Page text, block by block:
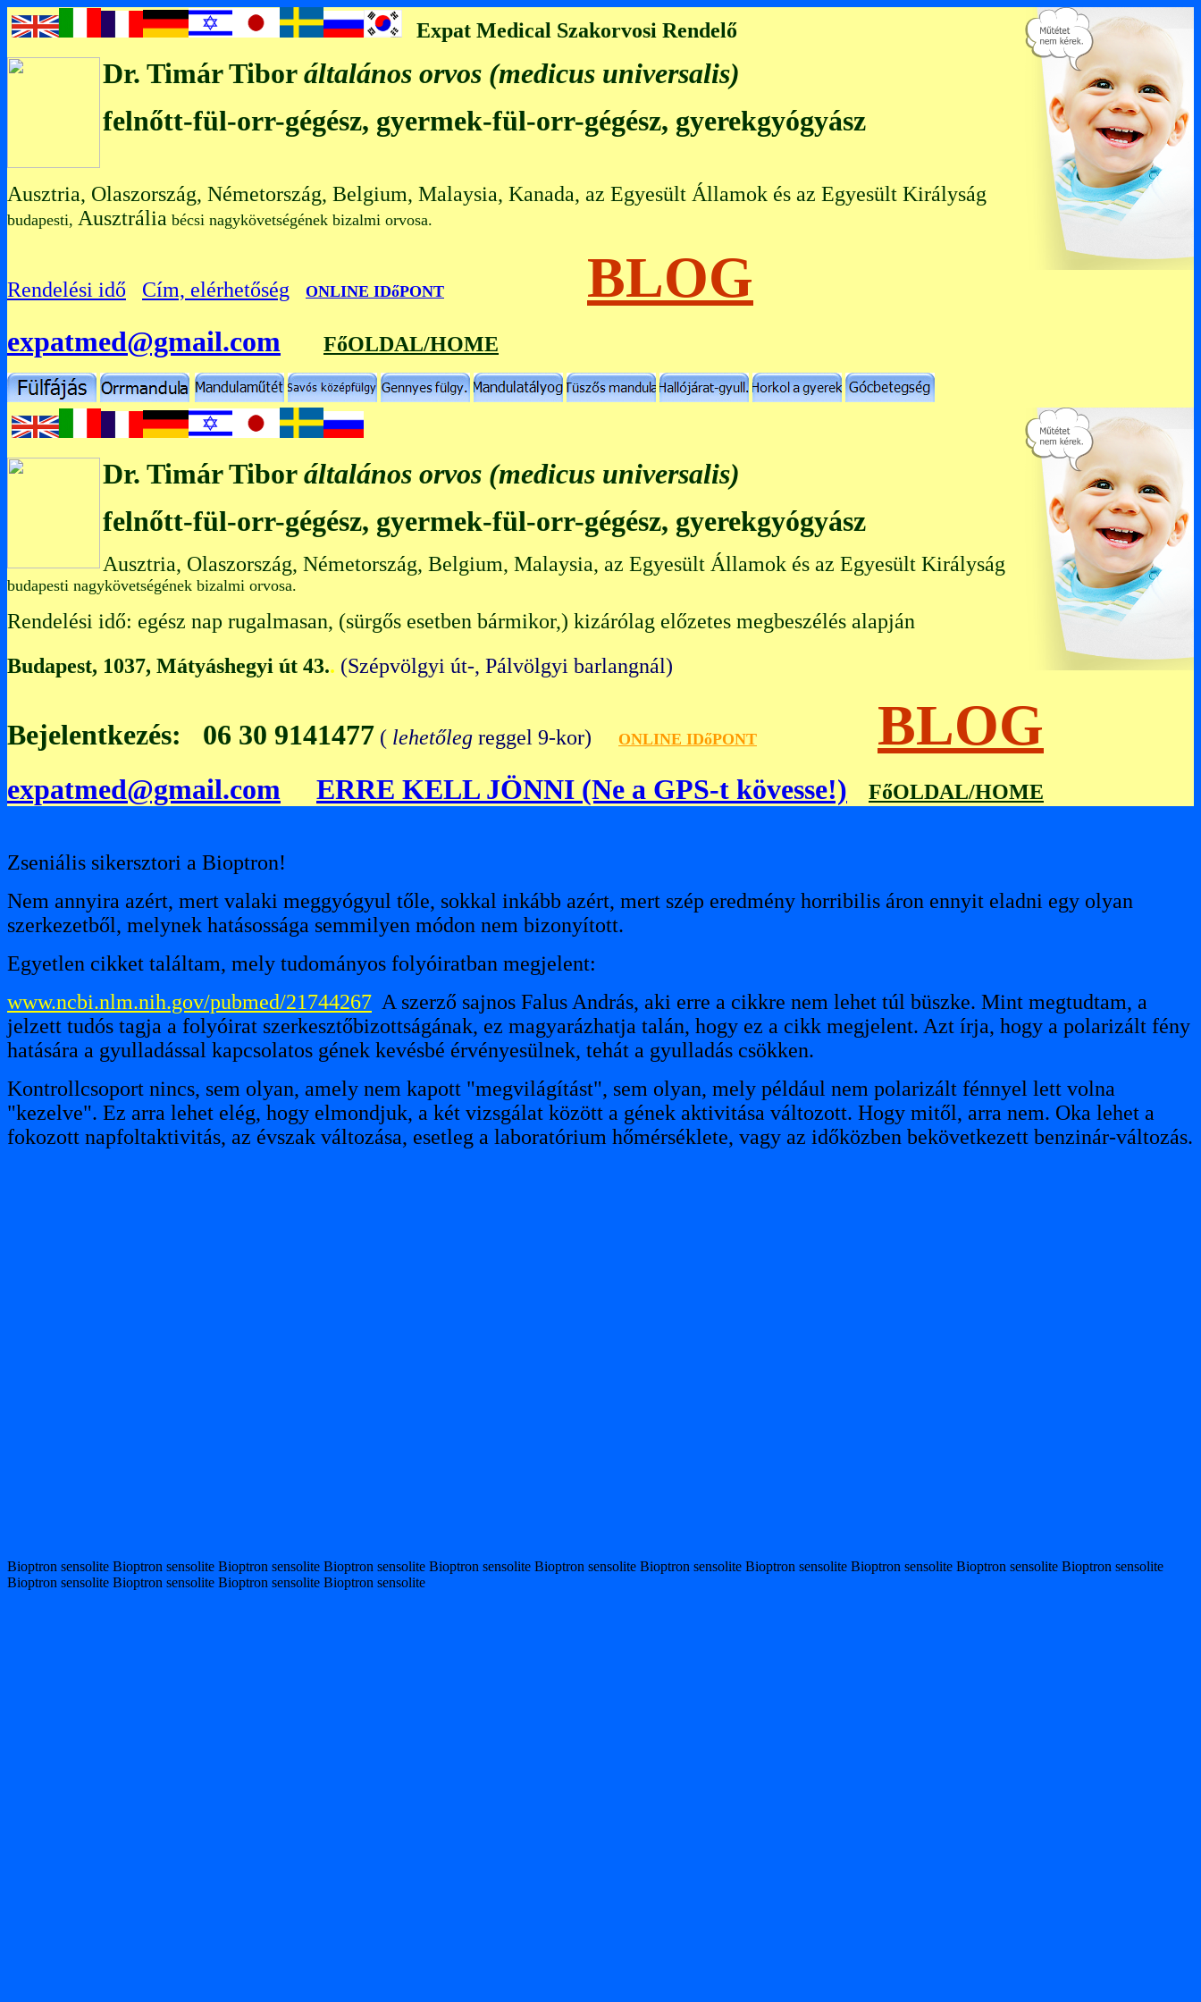
Expat Medical Szakorvosi Rendelő
Dr. Timár Tiboráltalános orvos (medicus universalis)
felnőtt-fül-orr-gégész, gyermek-fül-orr-gégész, gyerekgyógyász
Ausztria, Olaszország, Németország, Belgium, Malaysia, Kanada, az Egyesült Államok és az Egyesült Királyság
budapesti, Ausztrália bécsi nagykövetségének bizalmi orvosa.
Rendelési idő Cím, elérhetőség ONLINE IDőPONT BLOG
expatmed@gmail.com FőOLDAL/HOME
Dr. Timár Tiboráltalános orvos (medicus universalis)
felnőtt-fül-orr-gégész, gyermek-fül-orr-gégész, gyerekgyógyász
Ausztria, Olaszország, Németország, Belgium, Malaysia, az Egyesült Államok és az Egyesült Királyság
budapesti nagykövetségének bizalmi orvosa.
Rendelési idő: egész nap rugalmasan, (sürgős esetben bármikor,) kizárólag előzetes megbeszélés alapján
Budapest, 1037, Mátyáshegyi út 43.. (Szépvölgyi út-, Pálvölgyi barlangnál)
Bejelentkezés: 06 30 9141477 ( lehetőleg reggel 9-kor) ONLINE IDőPONT BLOG
expatmed@gmail.com ERRE KELL JÖNNI (Ne a GPS-t kövesse!) FőOLDAL/HOME
Zseniális sikersztori a Bioptron!
Nem annyira azért, mert valaki meggyógyul tőle, sokkal inkább azért, mert szép eredmény horribilis áron ennyit eladni egy olyan
szerkezetből, melynek hatásossága semmilyen módon nem bizonyított.
Egyetlen cikket találtam, mely tudományos folyóiratban megjelent:
www.ncbi.nlm.nih.gov/pubmed/21744267 A szerző sajnos Falus András, aki erre a cikkre nem lehet túl büszke. Mint megtudtam, a
jelzett tudós tagja a folyóirat szerkesztőbizottságának, ez magyarázhatja talán, hogy ez a cikk megjelent. Azt írja, hogy a polarizált fény
hatására a gyulladással kapcsolatos gének kevésbé érvényesülnek, tehát a gyulladás csökken.
Kontrollcsoport nincs, sem olyan, amely nem kapott "megvilágítást", sem olyan, mely például nem polarizált fénnyel lett volna
"kezelve". Ez arra lehet elég, hogy elmondjuk, a két vizsgálat között a gének aktivitása változott. Hogy mitől, arra nem. Oka lehet a
fokozott napfoltaktivitás, az évszak változása, esetleg a laboratórium hőmérséklete, vagy az időközben bekövetkezett benzinár-változás.
Bioptron sensolite Bioptron sensolite Bioptron sensolite Bioptron sensolite Bioptron sensolite Bioptron sensolite Bioptron sensolite Bioptron sensolite Bioptron sensolite Bioptron sensolite Bioptron sensolite
Bioptron sensolite Bioptron sensolite Bioptron sensolite Bioptron sensolite